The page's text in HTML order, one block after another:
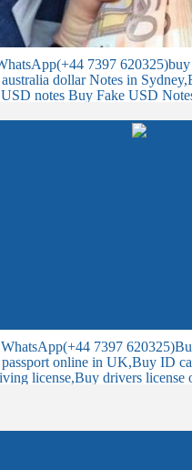
7397
australia dollar Notes in
USD notes Buy Fake USD
WhatsApp(+44 7397
passport online in UK,Buy ID
license,Buy drivers license